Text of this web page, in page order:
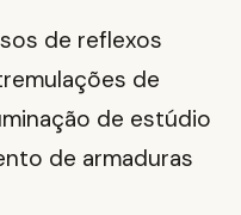
de reflexos
de
de estúdio
de armaduras